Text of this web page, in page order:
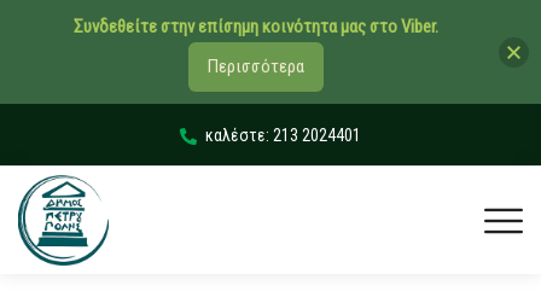
καλέστε: 213 2024401
Συνδεθείτε στην επίσημη κοινότητα μας στο Viber.
Περισσότερα